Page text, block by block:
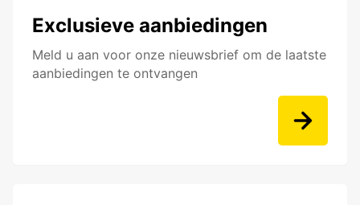
Exclusieve aanbiedingen
Meld u aan voor onze nieuwsbrief om de laatste
aanbiedingen te ontvangen